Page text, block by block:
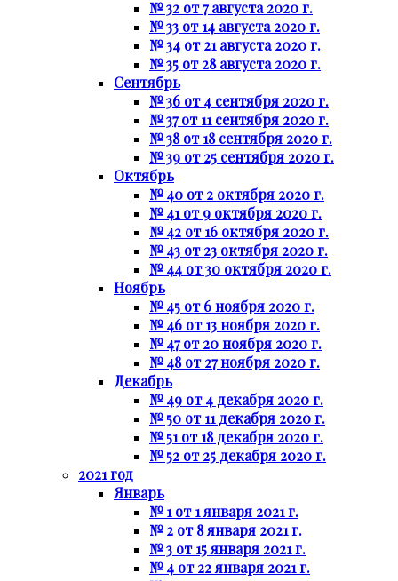
№ 32 от 7 августа 2020 г.
№ 33 от 14 августа 2020 г.
№ 34 от 21 августа 2020 г.
№ 35 от 28 августа 2020 г.
Сентябрь
№ 36 от 4 сентября 2020 г.
№ 37 от 11 сентября 2020 г.
№ 38 от 18 сентября 2020 г.
№ 39 от 25 сентября 2020 г.
Октябрь
№ 40 от 2 октября 2020 г.
№ 41 от 9 октября 2020 г.
№ 42 от 16 октября 2020 г.
№ 43 от 23 октября 2020 г.
№ 44 от 30 октября 2020 г.
Ноябрь
№ 45 от 6 ноября 2020 г.
№ 46 от 13 ноября 2020 г.
№ 47 от 20 ноября 2020 г.
№ 48 от 27 ноября 2020 г.
Декабрь
№ 49 от 4 декабря 2020 г.
№ 50 от 11 декабря 2020 г.
№ 51 от 18 декабря 2020 г.
№ 52 от 25 декабря 2020 г.
2021 год
Январь
№ 1 от 1 января 2021 г.
№ 2 от 8 января 2021 г.
№ 3 от 15 января 2021 г.
№ 4 от 22 января 2021 г.